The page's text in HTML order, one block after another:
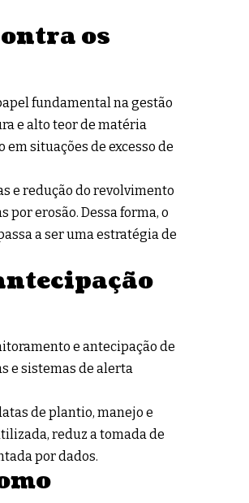
os
fundamental na gestão
e alto teor de matéria
situações de excesso de
e redução do revolvimento
erosão. Dessa forma, o
a ser uma estratégia de
e antecipação de
e sistemas de alerta
de plantio, manejo e
reduz a tomada de
por dados.